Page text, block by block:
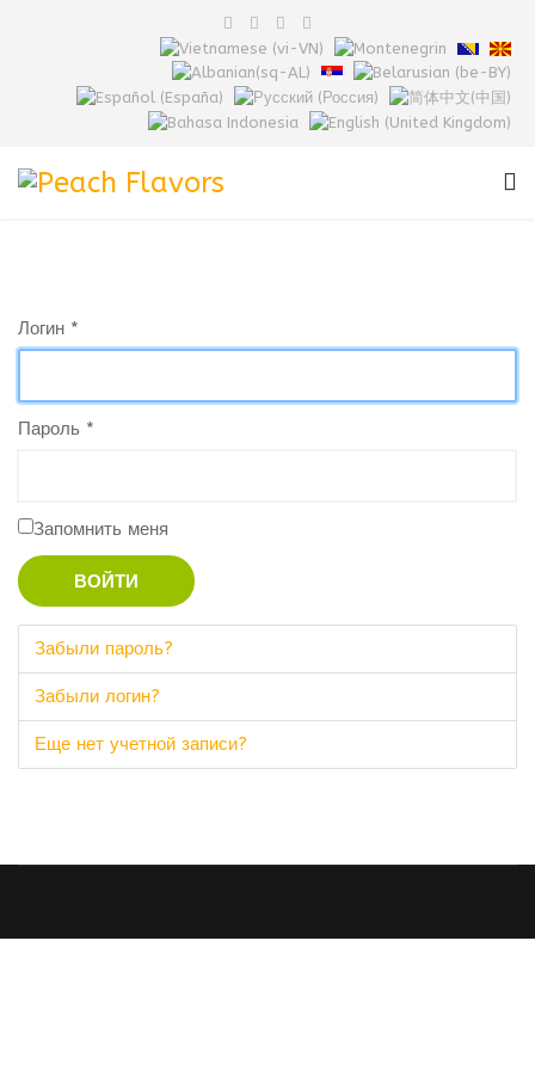
Логин *
Пароль *
Запомнить меня
ВОЙТИ
Забыли пароль?
Забыли логин?
Еще нет учетной записи?